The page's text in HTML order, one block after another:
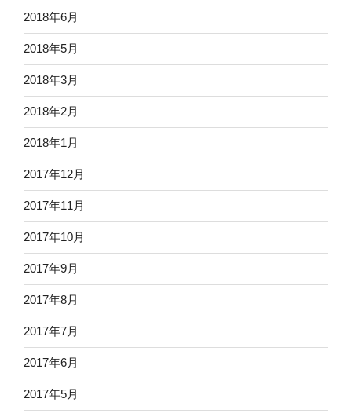
2018年6月
2018年5月
2018年3月
2018年2月
2018年1月
2017年12月
2017年11月
2017年10月
2017年9月
2017年8月
2017年7月
2017年6月
2017年5月